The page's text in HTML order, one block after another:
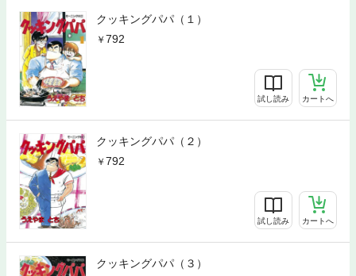
クッキングパパ（１）
792
試し読み カートへ
クッキングパパ（２）
792
試し読み カートへ
クッキングパパ（３）